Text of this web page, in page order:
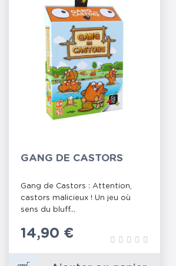
GANG DE CASTORS
Gang de Castors : Attention,
castors malicieux ! Un jeu où
sens du bluff...
Prix
14,90 €